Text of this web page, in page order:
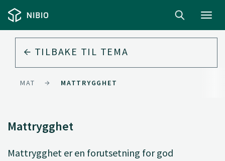
TILBAKE TIL TEMA
MAT MATTRYGGHET
Mattrygghet
Mattrygghet er en forutsetning for god